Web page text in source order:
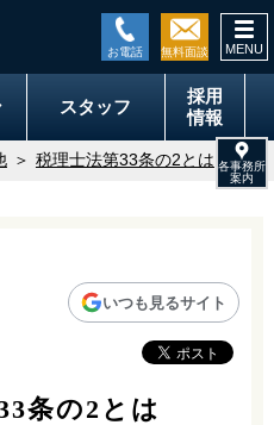
スタッフ
採用
情報
税理士法第33条の2とは
いつも見るサイト
条の2とは